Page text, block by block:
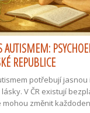
AUTISMEM:
REPUBLICE
potřebují
V ČR existují
změnit